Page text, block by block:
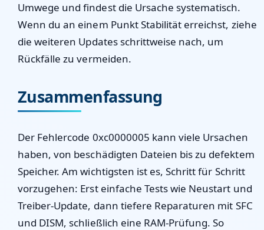
Umwege und findest die Ursache systematisch.
Wenn du an einem Punkt Stabilität erreichst, ziehe
die weiteren Updates schrittweise nach, um
Rückfälle zu vermeiden.
Zusammenfassung
Der Fehlercode 0xc0000005 kann viele Ursachen
haben, von beschädigten Dateien bis zu defektem
Speicher. Am wichtigsten ist es, Schritt für Schritt
vorzugehen: Erst einfache Tests wie Neustart und
Treiber-Update, dann tiefere Reparaturen mit SFC
und DISM, schließlich eine RAM-Prüfung. So